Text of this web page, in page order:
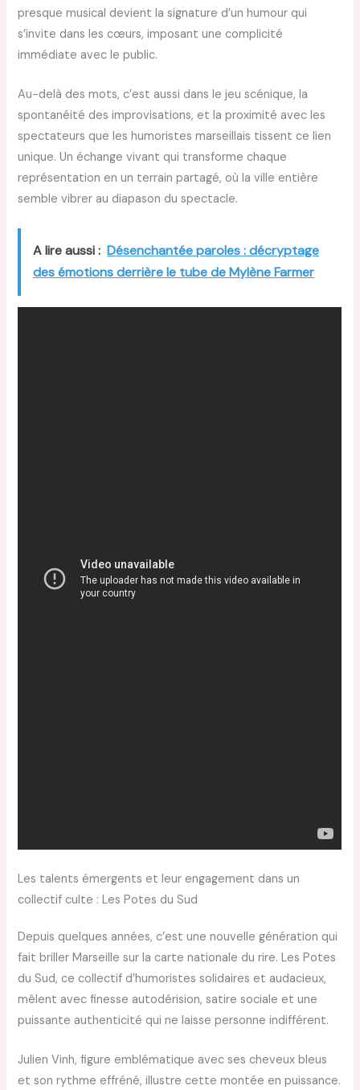
presque musical devient la signature d’un humour qui
s’invite dans les cœurs, imposant une complicité
immédiate avec le public.
Au-delà des mots, c’est aussi dans le jeu scénique, la
spontanéité des improvisations, et la proximité avec les
spectateurs que les humoristes marseillais tissent ce lien
unique. Un échange vivant qui transforme chaque
représentation en un terrain partagé, où la ville entière
semble vibrer au diapason du spectacle.
A lire aussi : Désenchantée paroles : décryptage
des émotions derrière le tube de Mylène Farmer
Les talents émergents et leur engagement dans un
collectif culte : Les Potes du Sud
Depuis quelques années, c’est une nouvelle génération qui
fait briller Marseille sur la carte nationale du rire. Les Potes
du Sud, ce collectif d’humoristes solidaires et audacieux,
mêlent avec finesse autodérision, satire sociale et une
puissante authenticité qui ne laisse personne indifférent.
Julien Vinh, figure emblématique avec ses cheveux bleus
et son rythme effréné, illustre cette montée en puissance.